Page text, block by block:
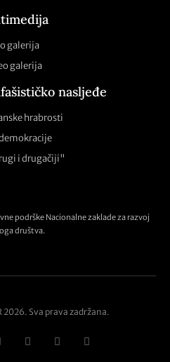
galerija
galerija
nasljeđe
hrabrosti
i drugačiji"
podrške Nacionalne zaklade za razvoj
društva.
2026. Sva prava zadržana.